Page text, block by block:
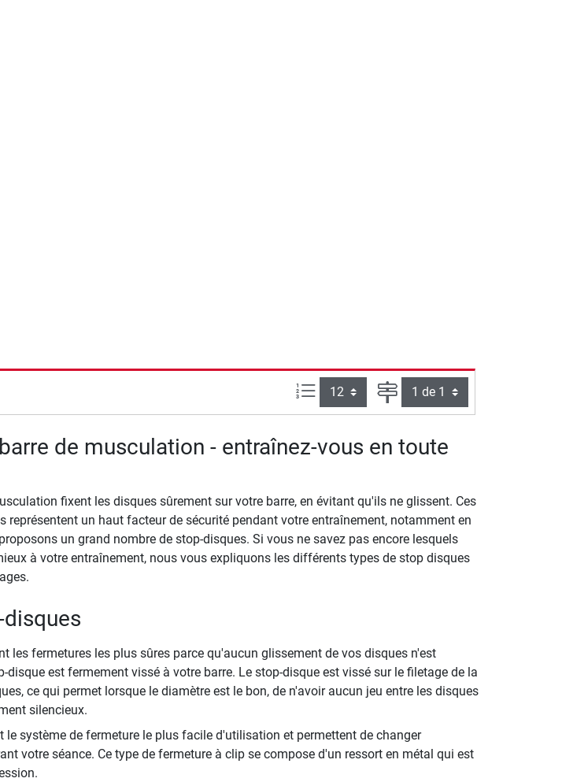
Articles par page :Page
de musculation - entraînez-vous en toute
fixent les disques sûrement sur votre barre, en évitant qu'ils ne glissent. Ces
représentent un haut facteur de sécurité pendant votre entraînement, notamment en
un grand nombre de stop-disques. Si vous ne savez pas encore lesquels
à votre entraînement, nous vous expliquons les différents types de stop disques
les fermetures les plus sûres parce qu'aucun glissement de vos disques n'est
disque est fermement vissé à votre barre. Le stop-disque est vissé sur le filetage de la
ce qui permet lorsque le diamètre est le bon, de n'avoir aucun jeu entre les disques
silencieux.
le système de fermeture le plus facile d'utilisation et permettent de changer
votre séance. Ce type de fermeture à clip se compose d'un ressort en métal qui est